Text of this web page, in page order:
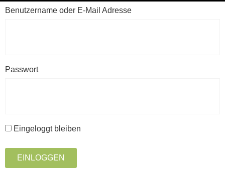
Benutzername oder E-Mail Adresse
Passwort
Eingeloggt bleiben
EINLOGGEN